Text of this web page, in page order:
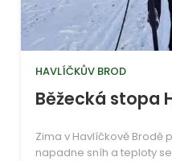
HAVLÍČKŮV BROD
Běžecká stopa
Zima v Havlíčkově Brodě
napadne sníh a teploty se